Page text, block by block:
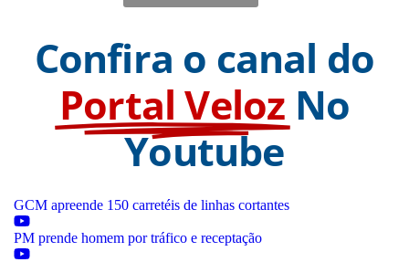
Confira o canal do
Portal Veloz No
Youtube
GCM apreende 150 carretéis de linhas cortantes
PM prende homem por tráfico e receptação